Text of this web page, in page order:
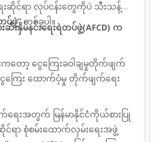
ဆိုင်ရာ လုပ်ငန်းတွေကိုပဲ သီးသန့်
ပ်ဖွဲ့”တစ်ခုပါ။
ဆီးနှိမ်နင်းရေးရဲတပ်ဖွဲ့(AFCD) က
တော့ ငွေကြေးခဝါချမှုတိုက်ဖျက်
ကြေး ထောက်ပံ့မှု တိုက်ဖျက်ရေး
က်ရေးအတွက် မြန်မာနိုင်ငံကိုယ်စားပြု
င်ရာ စုံစမ်းထောက်လှမ်းရေးအဖွဲ့